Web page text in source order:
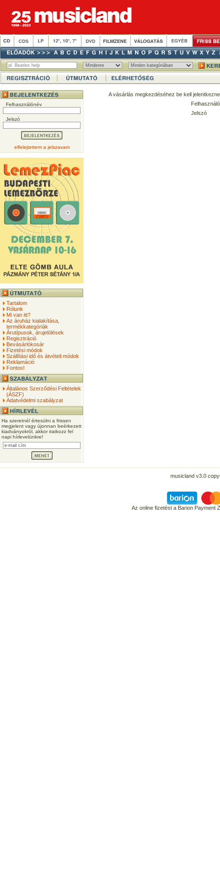
Felhasználónév
Jelszó
elfelejtettem a jelszavam
Tartalom
Rólunk
Mi van itt?
Az áruház kialakítása,
termékkategóriák
Árutípusok, árujelölések
Regisztráció
Bevásárlókosár
Fizetési módok
Szállítási idő és átvételi módok
Reklamáció
Fontos!
Általános Szerződési Feltételek
(ÁSZF)
Adatvédelmi szabályzat
Ha szeretnél értesülni a frissen
megjelent vagy újonnan beérkezett
kiadványokról, akkor iratkozz fel
napi hírlevelünkre!
A vásárlás megkezdéséhez be kell
Jelszó
musicland v3.0
Az online fizetést a Barion Payment